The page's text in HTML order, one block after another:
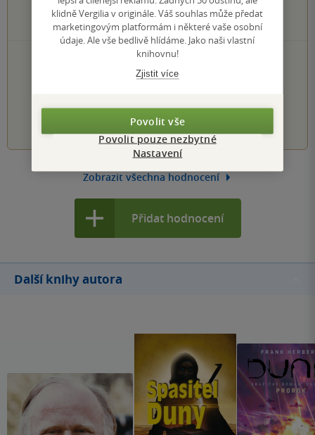
0×
2 hvězdičky
0×
1 hvezdička
PŘIDEJTE SVÉ HODNOCENÍ KNIHY
Hodnocení našich knihkupců: 0.0 z 5
2 3 4 5
Zobrazit všechna hodnocení
Přidat hodnocení
Další knihy autora
klidně Vergilia v originále. Váš souhlas může předat
marketingovým platformám i některé vaše osobní
údaje. Ale vše bedlivě hlídáme. Jako naši vlastní
knihovnu!
Zjistit více
Povolit vše
Povolit pouze nezbytné
Nastavení